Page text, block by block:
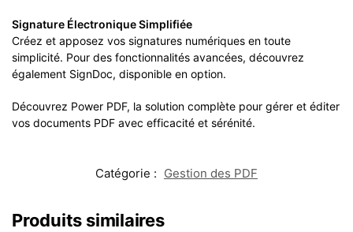
Signature Électronique Simplifiée
Créez et apposez vos signatures numériques en toute
simplicité. Pour des fonctionnalités avancées, découvrez
également SignDoc, disponible en option.
Découvrez Power PDF, la solution complète pour gérer et éditer
vos documents PDF avec efficacité et sérénité.
Catégorie : Gestion des PDF
Produits similaires